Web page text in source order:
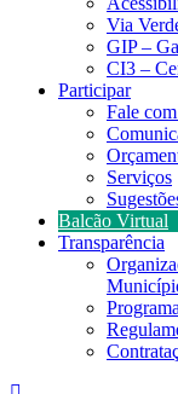
Via
GIP –
CI3 –
Participar
Fale
Serviços
Balcão Virtual
Transparência